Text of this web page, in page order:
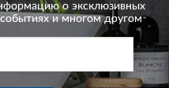
о эксклюзивных
событиях и многом другом